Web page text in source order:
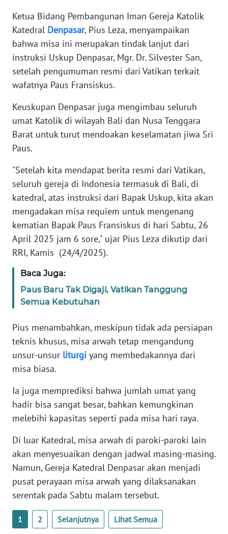
Ketua Bidang Pembangunan Iman Gereja Katolik
Katedral Denpasar, Pius Leza, menyampaikan
bahwa misa ini merupakan tindak lanjut dari
instruksi Uskup Denpasar, Mgr. Dr. Silvester San,
setelah pengumuman resmi dari Vatikan terkait
wafatnya Paus Fransiskus.
Keuskupan Denpasar juga mengimbau seluruh
umat Katolik di wilayah Bali dan Nusa Tenggara
Barat untuk turut mendoakan keselamatan jiwa Sri
Paus.
"Setelah kita mendapat berita resmi dari Vatikan,
seluruh gereja di Indonesia termasuk di Bali, di
katedral, atas instruksi dari Bapak Uskup, kita akan
mengadakan misa requiem untuk mengenang
kematian Bapak Paus Fransiskus di hari Sabtu, 26
April 2025 jam 6 sore," ujar Pius Leza dikutip dari
RRI, Kamis (24/4/2025).
Baca Juga:
Paus Baru Tak Digaji, Vatikan Tanggung
Semua Kebutuhan
Pius menambahkan, meskipun tidak ada persiapan
teknis khusus, misa arwah tetap mengandung
unsur-unsur liturgi yang membedakannya dari
misa biasa.
Ia juga memprediksi bahwa jumlah umat yang
hadir bisa sangat besar, bahkan kemungkinan
melebihi kapasitas seperti pada misa hari raya.
Di luar Katedral, misa arwah di paroki-paroki lain
akan menyesuaikan dengan jadwal masing-masing.
Namun, Gereja Katedral Denpasar akan menjadi
pusat perayaan misa arwah yang dilaksanakan
serentak pada Sabtu malam tersebut.
1 2 Selanjutnya Lihat Semua
WN
JAKARTA
WN
JABAR
BANTEN
WN
NTT
WN
KEPRI
WN
PAPUA
WN
PAPUA
BARAT
WN
RIAU
SERAMBI
WN
WN
SULTRA
NTB
WN
SULTENG